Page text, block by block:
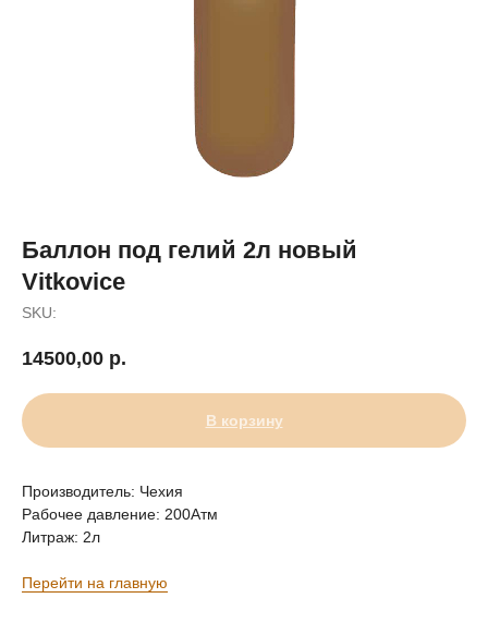
Баллон под гелий 2л новый
Vitkovice
SKU:
14500,00 р.
В корзину
Производитель: Чехия
Рабочее давление: 200Атм
Литраж: 2л
Перейти на главную